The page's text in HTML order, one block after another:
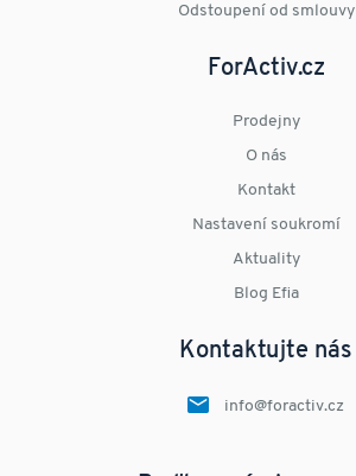
Odstoupení od smlouvy
ForActiv.cz
Prodejny
O nás
Kontakt
Nastavení soukromí
Aktuality
Blog Efia
Kontaktujte nás
info@foractiv.cz